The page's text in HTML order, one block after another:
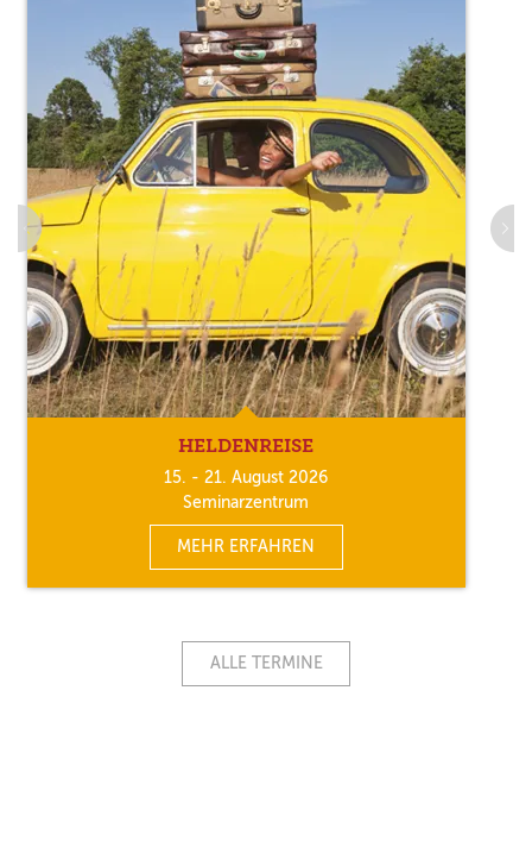
HELDENREISE
15. - 21. August 2026
Seminarzentrum
MEHR ERFAHREN
ALLE TERMINE